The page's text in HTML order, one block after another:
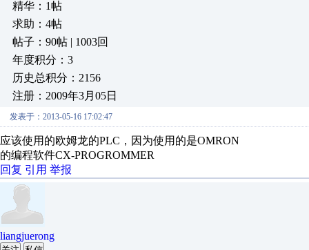
精华：1帖
求助：4帖
帖子：90帖 | 1003回
年度积分：3
历史总积分：2156
注册：2009年3月05日
发表于：2013-05-16 17:02:47
应该使用的欧姆龙的PLC，因为使用的是OMRON
的编程软件CX-PROGROMMER
回复 引用 举报
liangjuerong